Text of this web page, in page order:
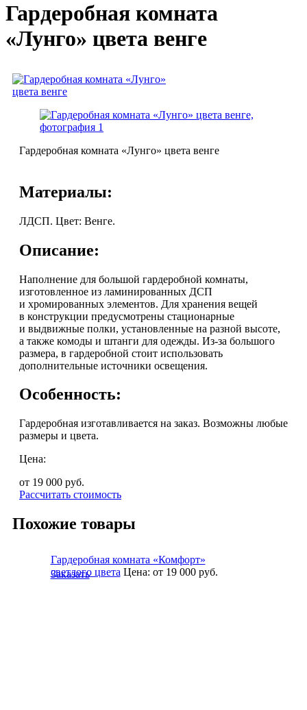
Гардеробная комната
«Лунго» цвета венге
Гардеробная комната «Лунго» цвета венге
Материалы:
ЛДСП. Цвет: Венге.
Описание:
Наполнение для большой гардеробной комнаты,
изготовленное из ламинированных ДСП
и хромированных элементов. Для хранения вещей
в конструкции предусмотрены стационарные
и выдвижные полки, установленные на разной высоте,
а также комоды и штанги для одежды. Из-за большого
размера, в гардеробной стоит использовать
дополнительные источники освещения.
Особенность:
Гардеробная изготавливается на заказ. Возможны любые
размеры и цвета.
Цена:
от 19 000 руб.
Рассчитать стоимость
Похожие товары
Гардеробная комната «Комфорт»
светлого цвета Цена: от 19 000руб.
Заказать